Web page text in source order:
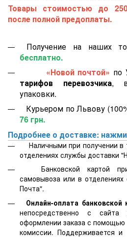
Товары стоимостью до
после полной предоплаты.
Получение на наших
бесплатно.
«Новой почтой» по
тарифов перевозчика,
упаковки.
Курьером по Львову
76 грн.
Подробнее о доставке:
Наличными при получении в
отделениях службы доставки
Банковской картой
самовывоза или в
Почта".
Онлайн-оплата банковской
непосредственно с сайта
оформлении заказа с
комиссии. Поддерживается и